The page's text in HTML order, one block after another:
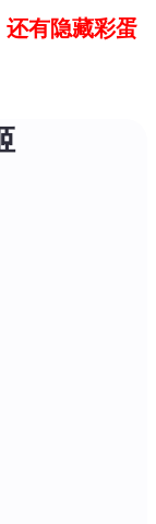
有隐藏彩蛋